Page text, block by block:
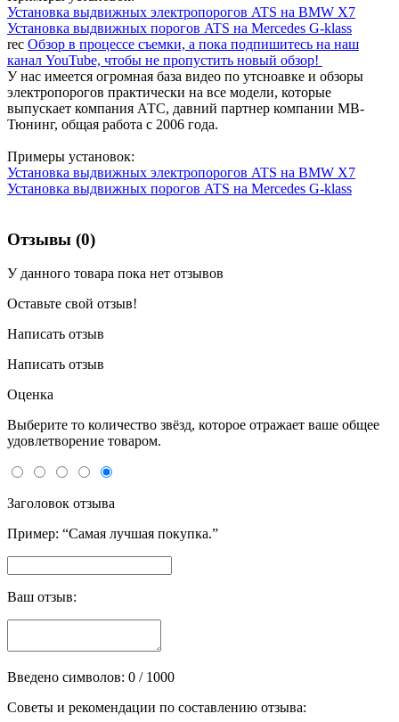
Установка выдвижных электропорогов ATS на BMW X7
Установка выдвижных порогов ATS на Mercedes G-klass
rec Обзор в процессе съемки, а пока подпишитесь на наш
канал YouTube, чтобы не пропустить новый обзор!
У нас имеется огромная база видео по утсноавке и обзоры
электропорогов практически на все модели, которые
выпускает компания АТС, давний партнер компании МВ-
Тюнинг, общая работа с 2006 года.
Примеры установок:
Установка выдвижных электропорогов ATS на BMW X7
Установка выдвижных порогов ATS на Mercedes G-klass
Отзывы (0)
У данного товара пока нет отзывов
Оставьте свой отзыв!
Написать отзыв
Написать отзыв
Оценка
Выберите то количество звёзд, которое отражает ваше общее
удовлетворение товаром.
Заголовок отзыва
Пример: “Самая лучшая покупка.”
Ваш отзыв:
Введено символов: 0 / 1000
Советы и рекомендации по составлению отзыва: